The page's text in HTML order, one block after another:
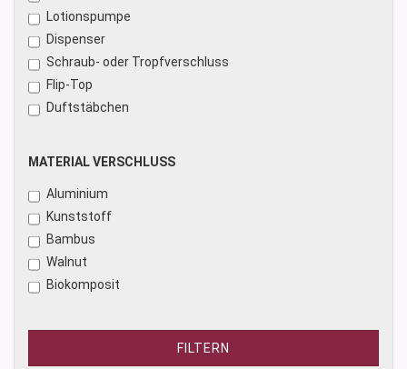
Lotionspumpe
Dispenser
Schraub- oder Tropfverschluss
Flip-Top
Duftstäbchen
MATERIAL
MATERIAL VERSCHLUSS
Aluminium
Kunststoff
Bambus
Walnut
Biokomposit
FILTERN